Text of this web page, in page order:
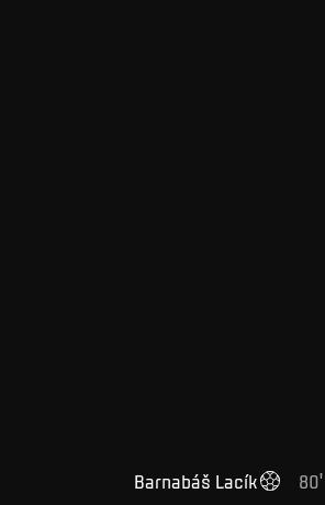
80'
Barnabáš Lacík